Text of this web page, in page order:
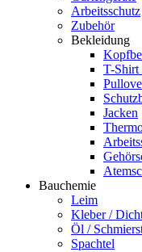
Arbeitsschutz
Zubehör
Bekleidung
T-
Jacken
Bauchemie
Leim
Kleber /
Öl /
Spachtel